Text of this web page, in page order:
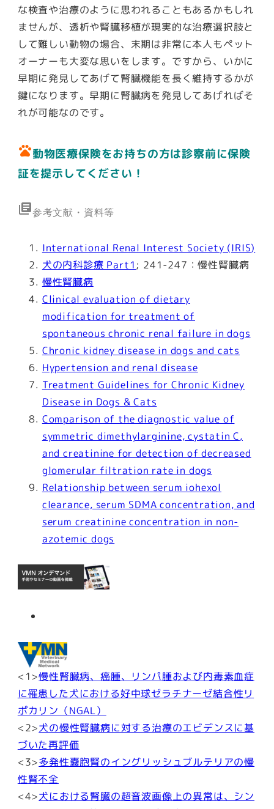
な検査や治療のように思われることもあるかもしれ
ませんが、透析や腎臓移植が現実的な治療選択肢と
して難しい動物の場合、末期は非常に本人もペット
オーナーも大変な思いをします。ですから、いかに
早期に発見してあげて腎臓機能を長く維持するかが
鍵になります。早期に腎臓病を発見してあげればそ
れが可能なのです。
pets動物医療保険をお持ちの方は診察前に保険
証を提示してください！
library_books参考文献・資料等
International Renal Interest Society (IRIS)
犬の内科診療 Part1; 241-247：慢性腎臓病
慢性腎臓病
Clinical evaluation of dietary
modification for treatment of
spontaneous chronic renal failure in dogs
Chronic kidney disease in dogs and cats
Hypertension and renal disease
Treatment Guidelines for Chronic Kidney
Disease in Dogs & Cats
Comparison of the diagnostic value of
symmetric dimethylarginine, cystatin C,
and creatinine for detection of decreased
glomerular filtration rate in dogs
Relationship between serum iohexol
clearance, serum SDMA concentration, and
serum creatinine concentration in non-
azotemic dogs
<1>慢性腎臓病、癌腫、リンパ腫および内毒素血症
に罹患した犬における好中球ゼラチナーゼ結合性リ
ポカリン（NGAL）
<2>犬の慢性腎臓病に対する治療のエビデンスに基
づいた再評価
<3>多発性嚢胞腎のイングリッシュブルテリアの慢
性腎不全
<4>犬における腎臓の超音波画像上の異常は、シン